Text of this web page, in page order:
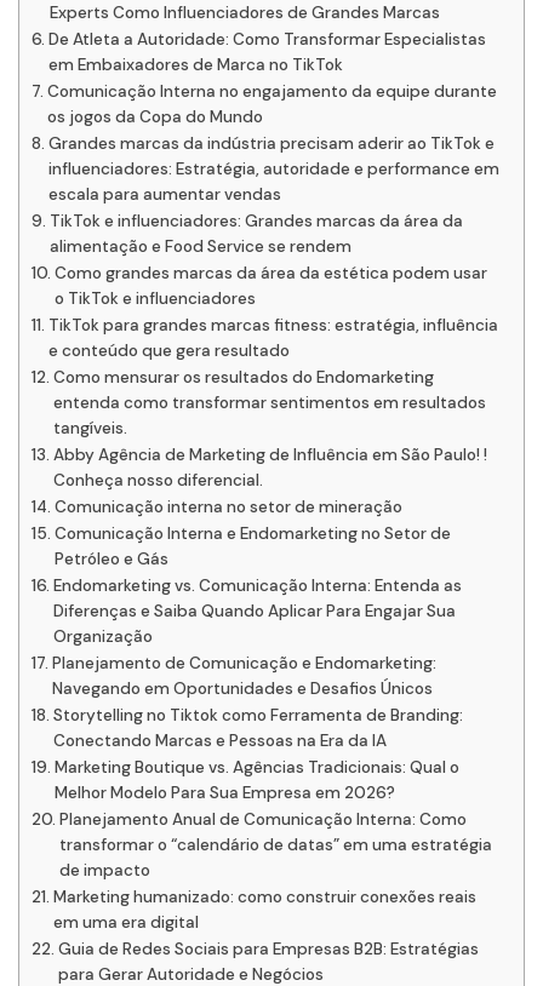
Experts Como Influenciadores de Grandes Marcas
De Atleta a Autoridade: Como Transformar Especialistas
em Embaixadores de Marca no TikTok
Comunicação Interna no engajamento da equipe durante
os jogos da Copa do Mundo
Grandes marcas da indústria precisam aderir ao TikTok e
influenciadores: Estratégia, autoridade e performance em
escala para aumentar vendas
TikTok e influenciadores: Grandes marcas da área da
alimentação e Food Service se rendem
Como grandes marcas da área da estética podem usar
o TikTok e influenciadores
TikTok para grandes marcas fitness: estratégia, influência
e conteúdo que gera resultado
Como mensurar os resultados do Endomarketing
entenda como transformar sentimentos em resultados
tangíveis.
Abby Agência de Marketing de Influência em São Paulo! !
Conheça nosso diferencial.
Comunicação interna no setor de mineração
Comunicação Interna e Endomarketing no Setor de
Petróleo e Gás
Endomarketing vs. Comunicação Interna: Entenda as
Diferenças e Saiba Quando Aplicar Para Engajar Sua
Organização
Planejamento de Comunicação e Endomarketing:
Navegando em Oportunidades e Desafios Únicos
Storytelling no Tiktok como Ferramenta de Branding:
Conectando Marcas e Pessoas na Era da IA
Marketing Boutique vs. Agências Tradicionais: Qual o
Melhor Modelo Para Sua Empresa em 2026?
Planejamento Anual de Comunicação Interna: Como
transformar o “calendário de datas” em uma estratégia
de impacto
Marketing humanizado: como construir conexões reais
em uma era digital
Guia de Redes Sociais para Empresas B2B: Estratégias
para Gerar Autoridade e Negócios